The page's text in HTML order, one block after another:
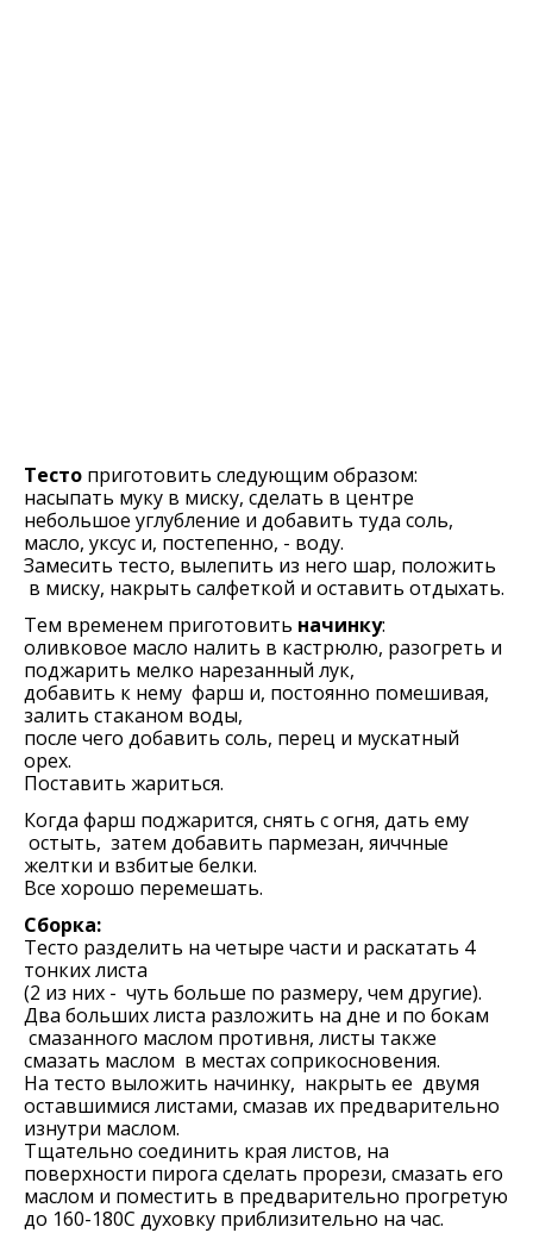
Тесто приготовить следующим образом:
насыпать муку в миску, сделать в центре
небольшое углубление и добавить туда соль,
масло, уксус и, постепенно, - воду.
Замесить тесто, вылепить из него шар, положить
в миску, накрыть салфеткой и оставить отдыхать.
Тем временем приготовить начинку:
оливковое масло налить в кастрюлю, разогреть и
поджарить мелко нарезанный лук,
добавить к нему фарш и, постоянно помешивая,
залить стаканом воды,
после чего добавить соль, перец и мускатный
орех.
Поставить жариться.
Когда фарш поджарится, снять с огня, дать ему
остыть, затем добавить пармезан, яиччные
желтки и взбитые белки.
Все хорошо перемешать.
Сборка:
Тесто разделить на четыре части и раскатать 4
тонких листа
(2 из них - чуть больше по размеру, чем другие).
Два больших листа разложить на дне и по бокам
смазанного маслом противня, листы также
смазать маслом в местах соприкосновения.
На тесто выложить начинку, накрыть ее двумя
оставшимися листами, смазав их предварительно
изнутри маслом.
Тщательно соединить края листов, на
поверхности пирога сделать прорези, смазать его
маслом и поместить в предварительно прогретую
до 160-180С духовку приблизительно на час.